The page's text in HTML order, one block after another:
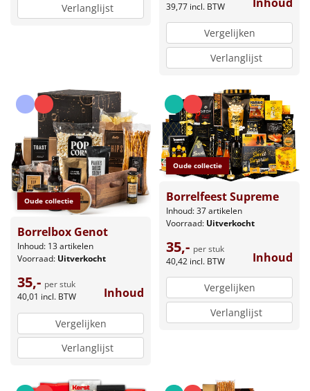
Verlanglijst 39,77 incl. BTW
Vergelijken
Verlanglijst
Oude collectie
Borrelbox Genot
Inhoud: 13 artikelen
Voorraad: Uitverkocht
35,- per stuk
40,01 incl. BTW Inhoud
Vergelijken
Verlanglijst
Oude collectie
Borrelfeest Supreme
Inhoud: 37 artikelen
Voorraad: Uitverkocht
35,- per stuk
40,42 incl. BTW Inhoud
Vergelijken
Verlanglijst